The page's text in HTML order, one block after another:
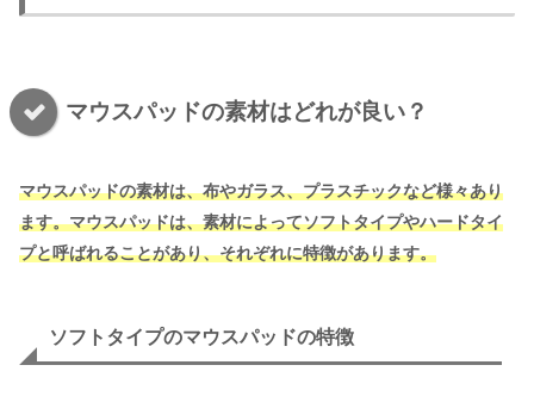
マウスパッドの素材はどれが良い？
マウスパッドの素材は、布やガラス、プラスチックなど様々あり
ます。マウスパッドは、素材によってソフトタイプやハードタイ
プと呼ばれることがあり、それぞれに特徴があります。
ソフトタイプのマウスパッドの特徴